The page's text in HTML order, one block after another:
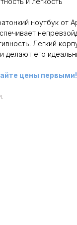
ноутбук от
Легкий
делают его
цены первыми!